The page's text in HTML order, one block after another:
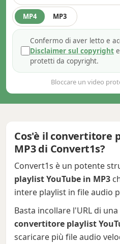
MP4 MP3
Confermo di aver letto e
Disclaimer sul copyright
protetti da copyright.
Bloccare un video
Cos'è il convertitore
MP3 di Convert1s?
Convert1s è un potente
playlist YouTube in MP3
intere playlist in file audio
Basta incollare l'URL di
convertitore playlist
scaricare più file audio